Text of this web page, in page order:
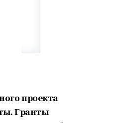
проекта
Гранты